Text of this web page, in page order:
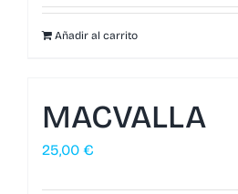
Añadir al carrito
MACVALLA
25,00 €